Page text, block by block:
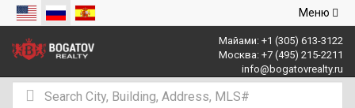
Открыть
Меню
Майами: +1 (305) 613-3122
Москва: +7 (495) 215-2211
info@bogatovrealty.ru